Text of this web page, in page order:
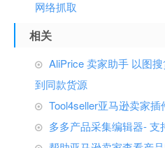
网络抓取
相关
AliPrice 卖家助手 以图
到同款货源
Tool4seller亚马逊卖家插
多多产品采集编辑器-